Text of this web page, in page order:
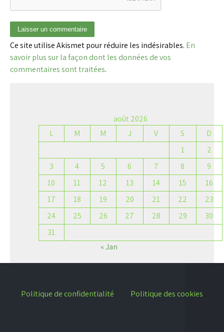
Ce site utilise Akismet pour réduire les indésirables. En
savoir plus sur la façon dont les données de vos
commentaires sont traitées.
août 2026
L
M M J V S
D
1
2
3
4 5 6 7 8
9
10
11 12 13 14 15
16
17
18 19 20 21 22
23
24
25 26 27 28 29
30
31
« Jan
Politique de confidentialité Politique des cookies